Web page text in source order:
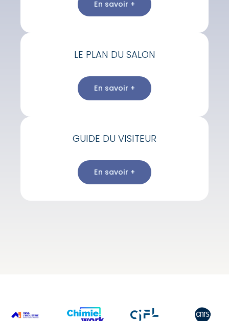
En savoir +
LE PLAN DU SALON
En savoir +
GUIDE DU VISITEUR
En savoir +